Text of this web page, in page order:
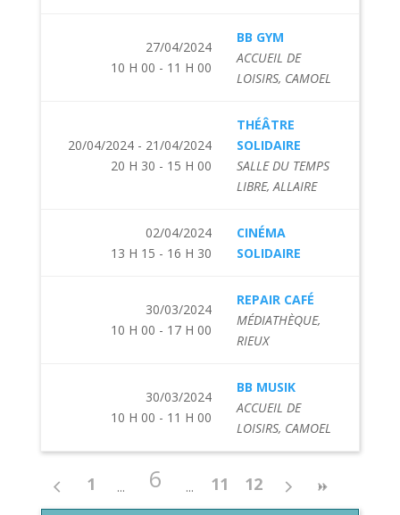
27/04/2024
10 H 00 - 11 H 00
BB GYM
ACCUEIL DE
LOISIRS, CAMOEL
20/04/2024 - 21/04/2024
20 H 30 - 15 H 00
THÉÂTRE
SOLIDAIRE
SALLE DU TEMPS
LIBRE, ALLAIRE
02/04/2024
13 H 15 - 16 H 30
CINÉMA
SOLIDAIRE
30/03/2024
10 H 00 - 17 H 00
REPAIR CAFÉ
MÉDIATHÈQUE,
RIEUX
30/03/2024
10 H 00 - 11 H 00
BB MUSIK
ACCUEIL DE
LOISIRS, CAMOEL
1 6 11 12